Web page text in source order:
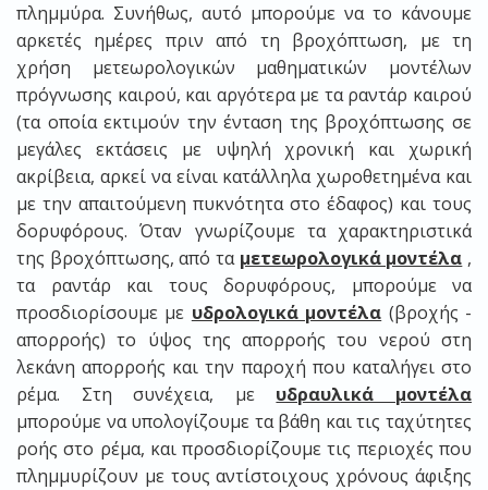
πλημμύρα. Συνήθως, αυτό μπορούμε να το κάνουμε
αρκετές ημέρες πριν από τη βροχόπτωση, με τη
χρήση μετεωρολογικών μαθηματικών μοντέλων
πρόγνωσης καιρού, και αργότερα με τα ραντάρ καιρού
(τα οποία εκτιμούν την ένταση της βροχόπτωσης σε
μεγάλες εκτάσεις με υψηλή χρονική και χωρική
ακρίβεια, αρκεί να είναι κατάλληλα χωροθετημένα και
με την απαιτούμενη πυκνότητα στο έδαφος) και τους
δορυφόρους. Όταν γνωρίζουμε τα χαρακτηριστικά
της βροχόπτωσης, από τα μετεωρολογικά μοντέλα ,
τα ραντάρ και τους δορυφόρους, μπορούμε να
προσδιορίσουμε με υδρολογικά μοντέλα (βροχής -
απορροής) το ύψος της απορροής του νερού στη
λεκάνη απορροής και την παροχή που καταλήγει στο
ρέμα. Στη συνέχεια, με υδραυλικά μοντέλα
μπορούμε να υπολογίζουμε τα βάθη και τις ταχύτητες
ροής στο ρέμα, και προσδιορίζουμε τις περιοχές που
πλημμυρίζουν με τους αντίστοιχους χρόνους άφιξης